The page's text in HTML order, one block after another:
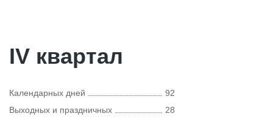
IV квартал
Календарных дней
92
Выходных и праздничных
28